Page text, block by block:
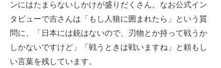
ンにはたまらないしかけが盛りだくさん。なお公式イン
タビューで吉さんは「もし人狼に囲まれたら」という質
問に、「日本には銃はないので、刃物とか持って戦うか
しかないですけど」「戦うときは戦いますね」と頼もし
い言葉を残しています。